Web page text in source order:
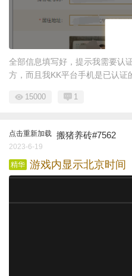
全部信息填写好，提示我需要认
方，而且我KK平台手机是已认证
15000 1
点击重新加载 搬猪养砖#7562
2023-6-19
精华 游戏内显示北京时间